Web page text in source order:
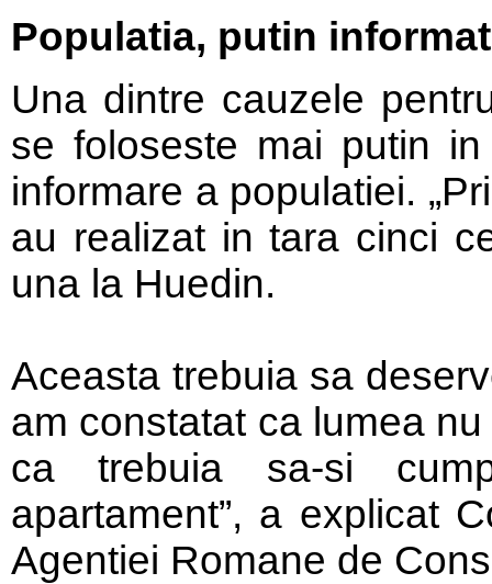
Populatia, putin
Una dintre cauzele
se foloseste mai putin
informare a populatiei.
au realizat in tara cinci
una la Huedin.
Aceasta trebuia sa
am constatat ca lumea
ca trebuia sa-si
apartament”, a explicat
Agentiei Romane de